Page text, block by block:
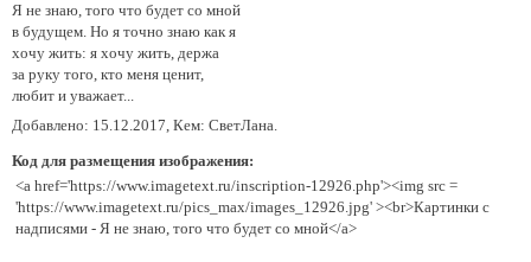
Я не знаю, того что будет со мной
в будущем. Но я точно знаю как я
хочу жить: я хочу жить, держа
за руку того, кто меня ценит,
любит и уважает...
Добавлено: 15.12.2017, Кем: СветЛана.
Код для размещения изображения:
<a href='https://www.imagetext.ru/inscription-12926.php'><img src =
'https://www.imagetext.ru/pics_max/images_12926.jpg' ><br>Картинки с
надписями - Я не знаю, того что будет со мной</a>